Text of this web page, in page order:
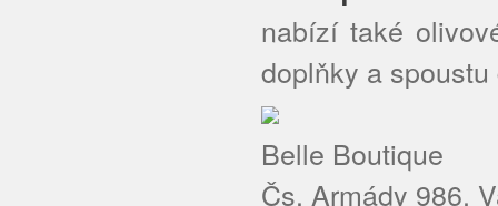
nabízí také
doplňky a
Belle Boutique
Čs. Armády 986,